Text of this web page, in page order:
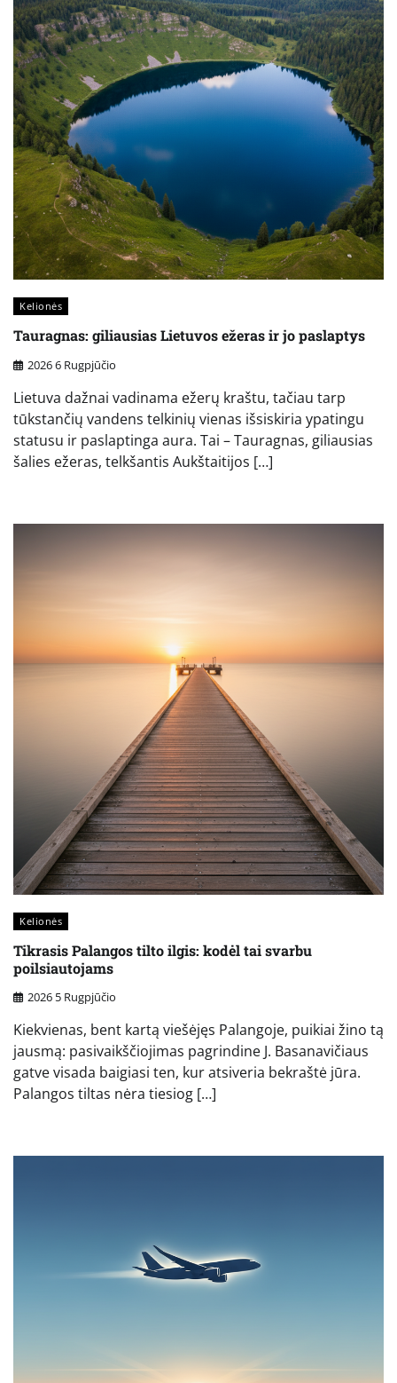
Kelionės
Tauragnas: giliausias Lietuvos ežeras ir jo paslaptys
2026 6 Rugpjūčio
Lietuva dažnai vadinama ežerų kraštu, tačiau tarp
tūkstančių vandens telkinių vienas išsiskiria ypatingu
statusu ir paslaptinga aura. Tai – Tauragnas, giliausias
šalies ežeras, telkšantis Aukštaitijos […]
Kelionės
Tikrasis Palangos tilto ilgis: kodėl tai svarbu
poilsiautojams
2026 5 Rugpjūčio
Kiekvienas, bent kartą viešėjęs Palangoje, puikiai žino tą
jausmą: pasivaikščiojimas pagrindine J. Basanavičiaus
gatve visada baigiasi ten, kur atsiveria bekraštė jūra.
Palangos tiltas nėra tiesiog […]